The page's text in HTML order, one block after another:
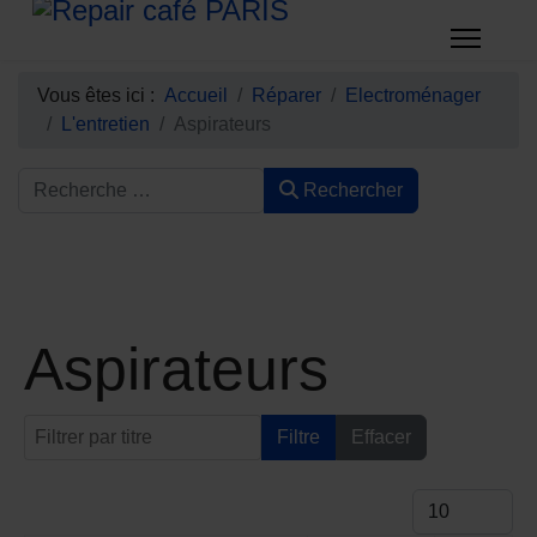
Vous êtes ici : Accueil Réparer
Electroménager
L'entretien
Aspirateurs
Rechercher
Aspirateurs
Filtrer par titre Filtre Effacer
Afficher #